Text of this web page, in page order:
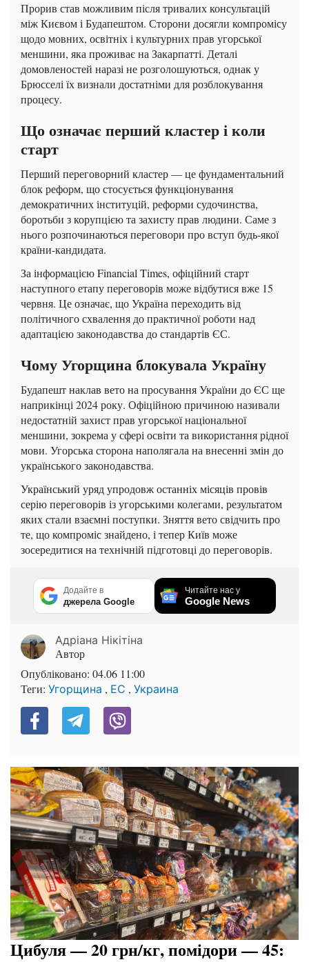
Прорив став можливим після тривалих консультацій
між Києвом і Будапештом. Сторони досягли компромісу
щодо мовних, освітніх і культурних прав угорської
меншини, яка проживає на Закарпатті. Деталі
домовленостей наразі не розголошуються, однак у
Брюсселі їх визнали достатніми для розблокування
процесу.
Що означає перший кластер і коли
старт
Перший переговорний кластер — це фундаментальний
блок реформ, що стосується функціонування
демократичних інституцій, реформи судочинства,
боротьби з корупцією та захисту прав людини. Саме з
нього розпочинаються переговори про вступ будь-якої
країни-кандидата.
За інформацією Financial Times, офіційний старт
наступного етапу переговорів може відбутися вже 15
червня. Це означає, що Україна переходить від
політичного схвалення до практичної роботи над
адаптацією законодавства до стандартів ЄС.
Чому Угорщина блокувала Україну
Будапешт наклав вето на просування України до ЄС ще
наприкінці 2024 року. Офіційною причиною називали
недостатній захист прав угорської національної
меншини, зокрема у сфері освіти та використання рідної
мови. Угорська сторона наполягала на внесенні змін до
українського законодавства.
Український уряд упродовж останніх місяців провів
серію переговорів із угорськими колегами, результатом
яких стали взаємні поступки. Зняття вето свідчить про
те, що компроміс знайдено, і тепер Київ може
зосередитися на технічній підготовці до переговорів.
Додайте в
джерела Google
Читайте нас у
Google News
Адріана Нікітіна
Автор
Опубліковано: 04.06 11:00
Теги: Угорщина , ЕС , Украина
Цибуля — 20 грн/кг, помідори — 45: